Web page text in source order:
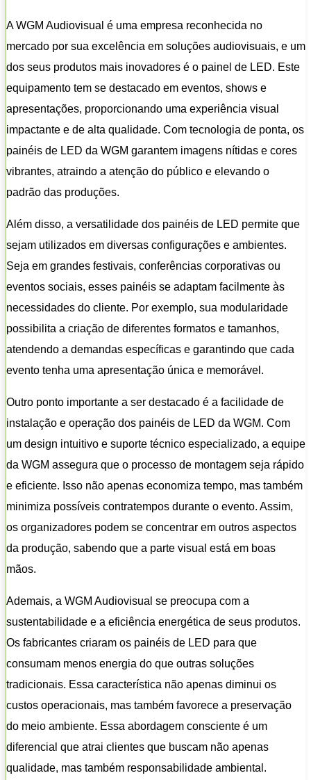
A WGM Audiovisual é uma empresa reconhecida no
mercado por sua excelência em soluções audiovisuais, e um
dos seus produtos mais inovadores é o painel de LED. Este
equipamento tem se destacado em eventos, shows e
apresentações, proporcionando uma experiência visual
impactante e de alta qualidade. Com tecnologia de ponta, os
painéis de LED da WGM garantem imagens nítidas e cores
vibrantes, atraindo a atenção do público e elevando o
padrão das produções.
Além disso, a versatilidade dos painéis de LED permite que
sejam utilizados em diversas configurações e ambientes.
Seja em grandes festivais, conferências corporativas ou
eventos sociais, esses painéis se adaptam facilmente às
necessidades do cliente. Por exemplo, sua modularidade
possibilita a criação de diferentes formatos e tamanhos,
atendendo a demandas específicas e garantindo que cada
evento tenha uma apresentação única e memorável.
Outro ponto importante a ser destacado é a facilidade de
instalação e operação dos painéis de LED da WGM. Com
um design intuitivo e suporte técnico especializado, a equipe
da WGM assegura que o processo de montagem seja rápido
e eficiente. Isso não apenas economiza tempo, mas também
minimiza possíveis contratempos durante o evento. Assim,
os organizadores podem se concentrar em outros aspectos
da produção, sabendo que a parte visual está em boas
mãos.
Ademais, a WGM Audiovisual se preocupa com a
sustentabilidade e a eficiência energética de seus produtos.
Os fabricantes criaram os painéis de LED para que
consumam menos energia do que outras soluções
tradicionais. Essa característica não apenas diminui os
custos operacionais, mas também favorece a preservação
do meio ambiente. Essa abordagem consciente é um
diferencial que atrai clientes que buscam não apenas
qualidade, mas também responsabilidade ambiental.